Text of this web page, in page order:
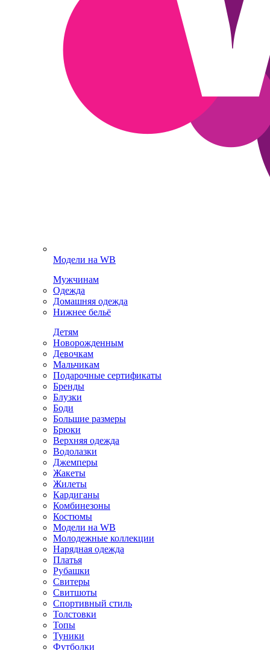
Модели на WB
Мужчинам
Одежда
Домашняя одежда
Нижнее бельё
Детям
Новорожденным
Девочкам
Мальчикам
Подарочные сертификаты
Бренды
Блузки
Боди
Большие размеры
Брюки
Верхняя одежда
Водолазки
Джемперы
Жакеты
Жилеты
Кардиганы
Комбинезоны
Костюмы
Модели на WB
Молодежные коллекции
Нарядная одежда
Платья
Рубашки
Свитеры
Свитшоты
Спортивный стиль
Толстовки
Топы
Туники
Футболки